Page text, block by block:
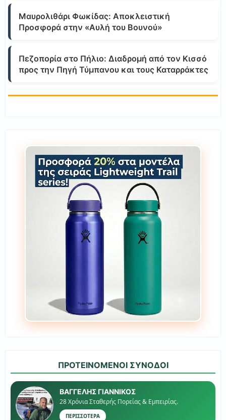
Μαυρολιθάρι Φωκίδας: Αποκλειστική
Προσφορά στην «Αυλή του Βουνού»
Πεζοπορία στο Πήλιο: Διαδρομή από τον Κισσό
προς την Πηγή Τύμπανου και τους Καταρράκτες
ΠΡΟΤΕΙΝΟΜΕΝΟΙ ΣΥΝΟΔΟΙ
ΒΑΓΓΕΛΗΣ ΓΙΑΝΝΙΚΟΣ
28 Χρόνια Σταθερής Πορείας & Εμπειρίας.
ΠΕΡΙΣΣΟΤΕΡΑ